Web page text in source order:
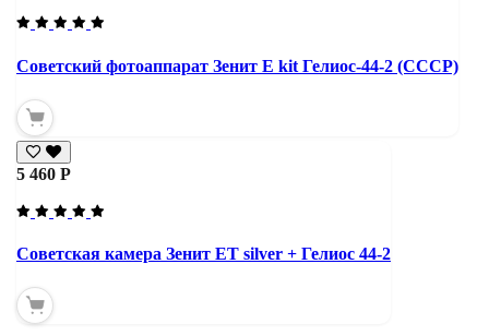
Советский фотоаппарат Зенит Е kit Гелиос-44-2 (СССР)
5 460 Р
Советская камера Зенит ЕТ silver + Гелиос 44-2